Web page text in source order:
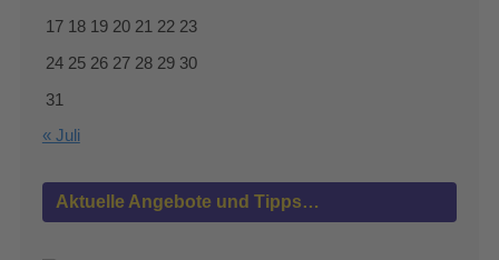
17 18 19 20 21 22 23
24 25 26 27 28 29 30
31
« Juli
Aktuelle Angebote und Tipps…